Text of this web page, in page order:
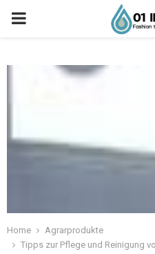
Home
Agrarprodukte
Tipps zur Pflege und Reinigung